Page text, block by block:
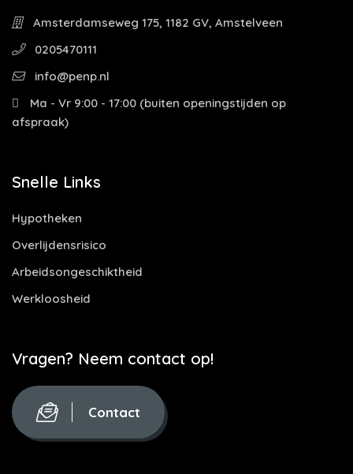
Amsterdamseweg 175, 1182 GV, Amstelveen
0205470111
info@penp.nl
Ma - Vr 9:00 - 17:00 (buiten openingstijden op
afspraak)
Snelle Links
Hypotheken
Overlijdensrisico
Arbeidsongeschiktheid
Werkloosheid
Vragen? Neem contact op!
Contact